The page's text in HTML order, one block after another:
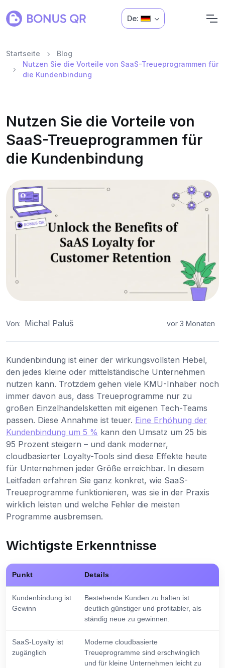
De:
Startseite
Blog
Nutzen Sie die Vorteile von SaaS-Treueprogrammen für
die Kundenbindung
Nutzen Sie die Vorteile von
SaaS-Treueprogrammen für
die Kundenbindung
Von: Michal Paluš vor 3 Monaten
Kundenbindung ist einer der wirkungsvollsten Hebel,
den jedes kleine oder mittelständische Unternehmen
nutzen kann. Trotzdem gehen viele KMU-Inhaber noch
immer davon aus, dass Treueprogramme nur zu
großen Einzelhandelsketten mit eigenen Tech-Teams
passen. Diese Annahme ist teuer. Eine Erhöhung der
Kundenbindung um 5 % kann den Umsatz um 25 bis
95 Prozent steigern – und dank moderner,
cloudbasierter Loyalty-Tools sind diese Effekte heute
für Unternehmen jeder Größe erreichbar. In diesem
Leitfaden erfahren Sie ganz konkret, wie SaaS-
Treueprogramme funktionieren, was sie in der Praxis
wirklich leisten und welche Fehler die meisten
Programme ausbremsen.
Wichtigste Erkenntnisse
Punkt Details
Kundenbindung ist
Gewinn
Bestehende Kunden zu halten ist
deutlich günstiger und profitabler, als
ständig neue zu gewinnen.
SaaS-Loyalty ist
zugänglich
Moderne cloudbasierte
Treueprogramme sind erschwinglich
und für kleine Unternehmen leicht zu